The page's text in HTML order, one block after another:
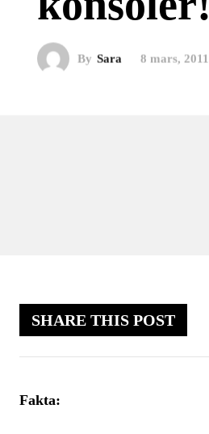
By Sara 8 mars, 2011
SHARE THIS POST
Fakta: